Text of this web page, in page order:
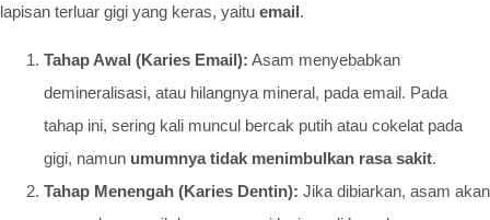
lapisan terluar gigi yang keras, yaitu email.
Tahap Awal (Karies Email): Asam menyebabkan
demineralisasi, atau hilangnya mineral, pada email. Pada
tahap ini, sering kali muncul bercak putih atau cokelat pada
gigi, namun umumnya tidak menimbulkan rasa sakit.
Tahap Menengah (Karies Dentin): Jika dibiarkan, asam akan